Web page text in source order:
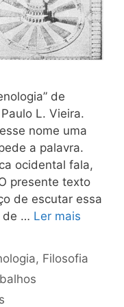
de
L. Vieira.
nome uma
a palavra.
ocidental fala,
presente texto
de escutar essa
de … Ler mais
, Filosofia